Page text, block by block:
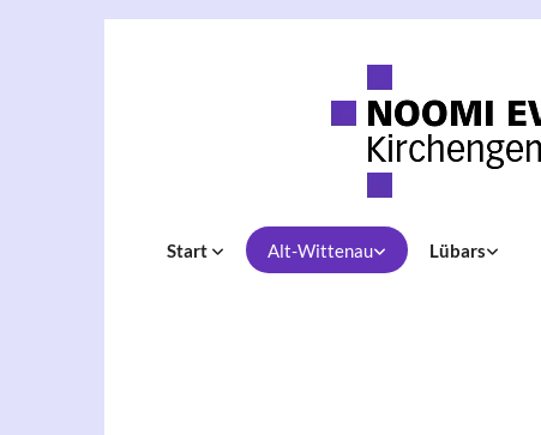
Start Alt-Wittenau Lübars